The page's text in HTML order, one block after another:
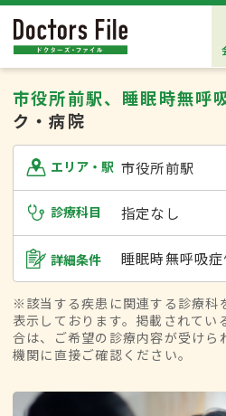
市役所前駅、睡眠時無呼
ク・病院
エリア・駅 市役所前駅
診療科目 指定なし
詳細条件 睡眠時無呼吸
※該当する疾患に関連する診療科
表示しております。掲載されてい
合は、ご希望の診療内容が受けら
機関に直接ご確認ください。